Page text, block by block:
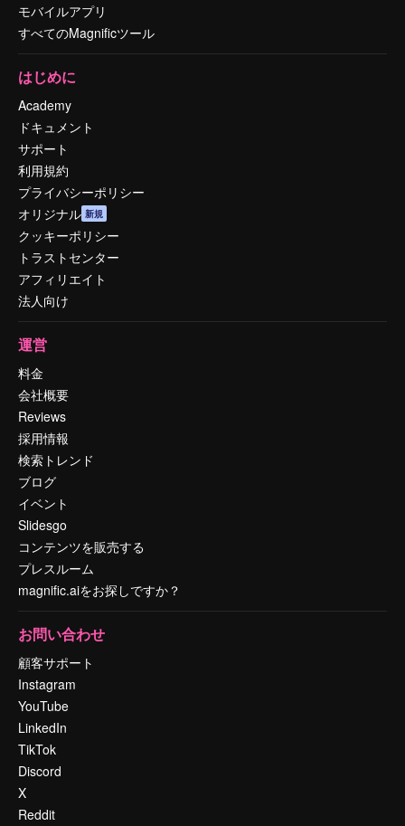
モバイルアプリ
すべてのMagnificツール
はじめに
Academy
ドキュメント
サポート
利用規約
プライバシーポリシー
オリジナル 新規
クッキーポリシー
トラストセンター
アフィリエイト
法人向け
運営
料金
会社概要
Reviews
採用情報
検索トレンド
ブログ
イベント
Slidesgo
コンテンツを販売する
プレスルーム
magnific.aiをお探しですか？
お問い合わせ
顧客サポート
Instagram
YouTube
LinkedIn
TikTok
Discord
X
Reddit